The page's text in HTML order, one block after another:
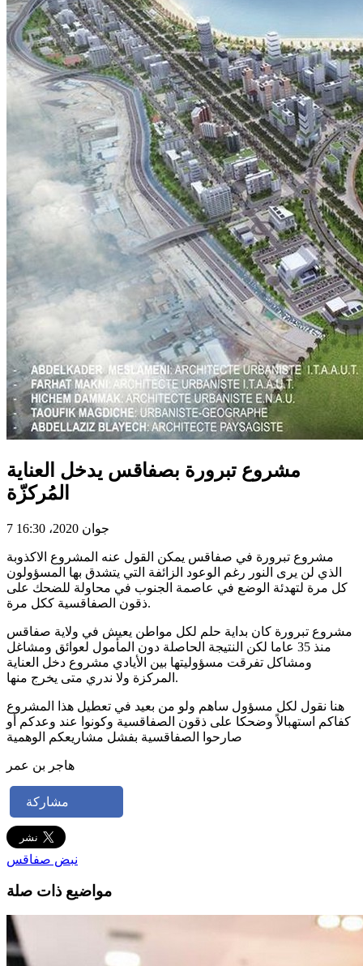
مشروع تبرورة بصفاقس يدخل العناية
المُركزّة
7 جوان 2020، 16:30
مشروع تبرورة في صفاقس يمكن القول عنه المشروع الاكذوبة
الذي لن يرى النور رغم الوعود الزائفة التي يتشدق بها المسؤولون
كل مرة لتهدئة الوضع في عاصمة الجنوب في محاولة للضحك على
ذقون الصفاقسية ككل مرة.
مشروع تبرورة كان بداية حلم لكل مواطن يعيش في ولاية صفاقس
منذ 35 عاما لكن النتيجة الحاصلة دون المأمول لعوائق ومشاغل
ومشاكل تفرقت مسؤوليتها بين الأيادي مشروع دخل العناية
المركزة ولا ندري متى يخرج منها.
هنا نقول لكل مسؤول ساهم ولو من بعيد في تعطيل هذا المشروع
كفاكم استهبالاً وضحكا على ذقون الصفاقسية وكونوا عند وعدكم أو
صارحوا الصفاقسية بفشل مشاريعكم الوهمية
هاجر بن عمر
مشاركة
نبض صفاقس
مواضيع ذات صلة